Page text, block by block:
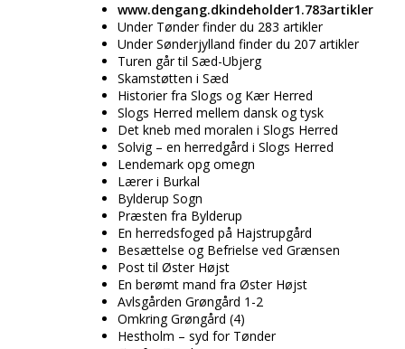
www.dengang.dkindeholder1.783artikler
Under Tønder finder du 283 artikler
Under Sønderjylland finder du 207 artikler
Turen går til Sæd-Ubjerg
Skamstøtten i Sæd
Historier fra Slogs og Kær Herred
Slogs Herred mellem dansk og tysk
Det kneb med moralen i Slogs Herred
Solvig – en herredgård i Slogs Herred
Lendemark opg omegn
Lærer i Burkal
Bylderup Sogn
Præsten fra Bylderup
En herredsfoged på Hajstrupgård
Besættelse og Befrielse ved Grænsen
Post til Øster Højst
En berømt mand fra Øster Højst
Avlsgården Grøngård 1-2
Omkring Grøngård (4)
Hestholm – syd for Tønder